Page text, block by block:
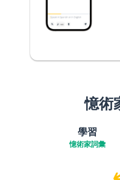
憶術
學習
憶術家詞彙